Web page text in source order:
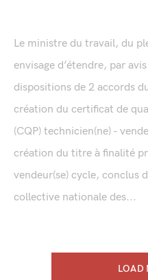
Le ministre du travail, du
envisage d’étendre, par
dispositions de 2 accords
création du certificat de
(CQP) technicien(ne) -
création du titre à finalité
vendeur(se) cycle, conclus
collective nationale des...
LOAD